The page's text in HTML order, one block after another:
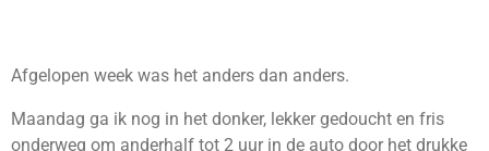
Afgelopen week was het anders dan anders.
Maandag ga ik nog in het donker, lekker gedoucht en fris
onderweg om anderhalf tot 2 uur in de auto door het drukke